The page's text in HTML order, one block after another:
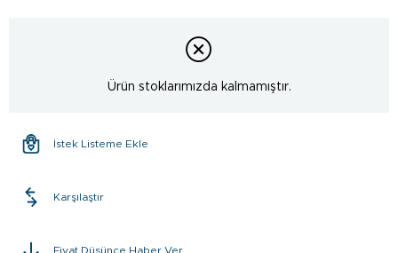
Ürün stoklarımızda kalmamıştır.
İstek Listeme Ekle
Karşılaştır
Fiyat Düşünce Haber Ver